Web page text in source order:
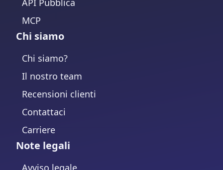
MCP
Chi siamo
Chi siamo?
Il nostro team
Recensioni clienti
Contattaci
Carriere
Note legali
Avviso legale